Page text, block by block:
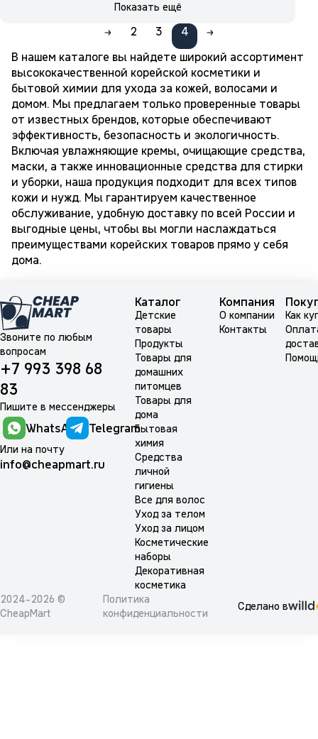
Показать ещё
2 3
4
В нашем каталоге вы найдете широкий ассортимент
высококачественной корейской косметики и
бытовой химии для ухода за кожей, волосами и
домом. Мы предлагаем только проверенные товары
от известных брендов, которые обеспечивают
эффективность, безопасность и экологичность.
Включая увлажняющие кремы, очищающие средства,
маски, а также инновационные средства для стирки
и уборки, наша продукция подходит для всех типов
кожи и нужд. Мы гарантируем качественное
обслуживание, удобную доставку по всей России и
выгодные цены, чтобы вы могли наслаждаться
преимуществами корейских товаров прямо у себя
дома.
Звоните по любым
вопросам
+7 993 398 68
83
Пишите в мессенджеры
WhatsApp Telegram
Или на почту
info@cheapmart.ru
Каталог
Детские
товары
Продукты
Товары для
домашних
питомцев
Товары для
дома
Бытовая
химия
Средства
личной
гигиены
Все для волос
Уход за телом
Уход за лицом
Косметические
наборы
Декоративная
косметика
Компания
О компании
Контакты
Как
2024-2026 ©
CheapMart
Политика
конфиденциальности
Сделано в